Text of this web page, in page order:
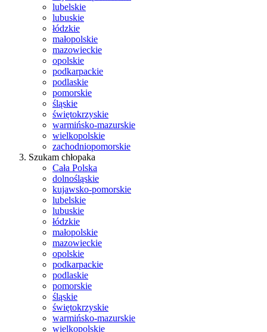
lubelskie
lubuskie
łódzkie
małopolskie
mazowieckie
opolskie
podkarpackie
podlaskie
pomorskie
śląskie
świętokrzyskie
warmińsko-mazurskie
wielkopolskie
zachodniopomorskie
Szukam chłopaka
Cała Polska
dolnośląskie
kujawsko-pomorskie
lubelskie
lubuskie
łódzkie
małopolskie
mazowieckie
opolskie
podkarpackie
podlaskie
pomorskie
śląskie
świętokrzyskie
warmińsko-mazurskie
wielkopolskie